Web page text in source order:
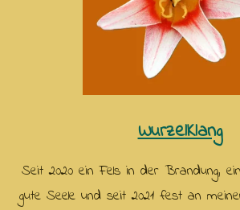
WurzelKlang
Seit 2020 ein Fels in der Brandung,
gute Seele und seit 2021 fest an